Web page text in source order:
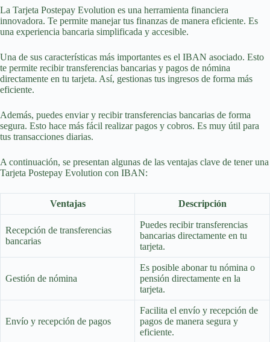
La Tarjeta Postepay Evolution es una herramienta financiera
innovadora. Te permite manejar tus finanzas de manera eficiente. Es
una experiencia bancaria simplificada y accesible.
Una de sus características más importantes es el IBAN asociado. Esto
te permite recibir transferencias bancarias y pagos de nómina
directamente en tu tarjeta. Así, gestionas tus ingresos de forma más
eficiente.
Además, puedes enviar y recibir transferencias bancarias de forma
segura. Esto hace más fácil realizar pagos y cobros. Es muy útil para
tus transacciones diarias.
A continuación, se presentan algunas de las ventajas clave de tener una
Tarjeta Postepay Evolution con IBAN:
Ventajas Descripción
Recepción de transferencias
bancarias
Puedes recibir transferencias
bancarias directamente en tu
tarjeta.
Gestión de nómina
Es posible abonar tu nómina o
pensión directamente en la
tarjeta.
Envío y recepción de pagos
Facilita el envío y recepción de
pagos de manera segura y
eficiente.